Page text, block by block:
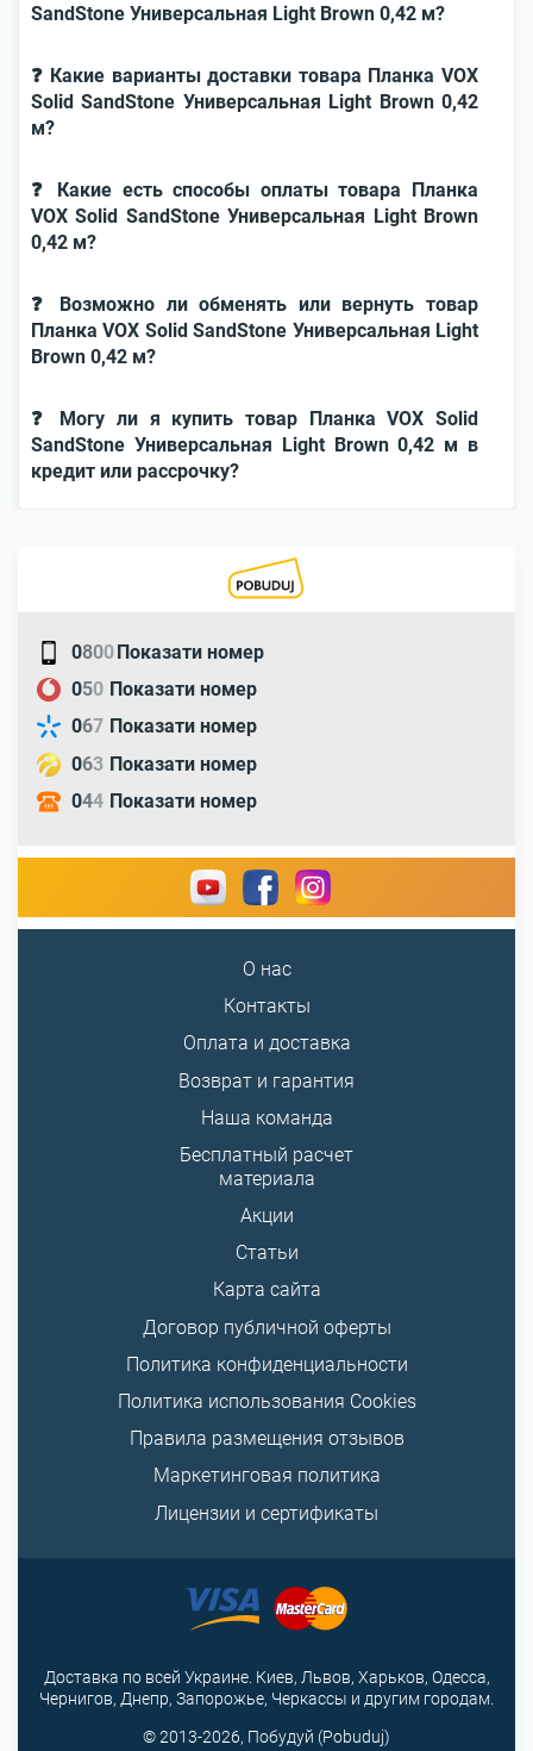
SandStone Универсальная Light Brown 0,42 м?
❓ Какие варианты доставки товара Планка VOX
Solid SandStone Универсальная Light Brown 0,42
м?
❓ Какие есть способы оплаты товара Планка
VOX Solid SandStone Универсальная Light Brown
0,42 м?
❓ Возможно ли обменять или вернуть товар
Планка VOX Solid SandStone Универсальная Light
Brown 0,42 м?
❓ Могу ли я купить товар Планка VOX Solid
SandStone Универсальная Light Brown 0,42 м в
кредит или рассрочку?
0800Показати номер
050 Показати номер
067 Показати номер
063 Показати номер
044 Показати номер
О нас
Контакты
Оплата и доставка
Возврат и гарантия
Наша команда
Бесплатный расчет
материала
Акции
Статьи
Карта сайта
Договор публичной оферты
Политика конфиденциальности
Политика использования Cookies
Правила размещения отзывов
Маркетинговая политика
Лицензии и сертификаты
© 2013-2026, Побудуй (Pobuduj)
Доставка по всей Украине. Киев, Львов, Харьков, Одесса,
Чернигов, Днепр, Запорожье, Черкассы и другим городам.